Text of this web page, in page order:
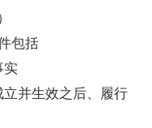
包括
并生效之后、履行